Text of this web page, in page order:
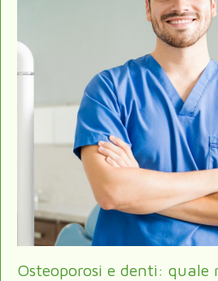
Osteoporosi e denti: quale